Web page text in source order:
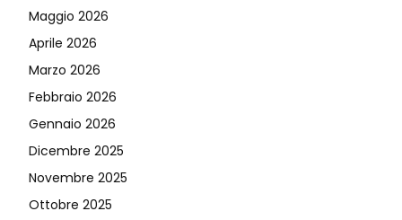
Maggio 2026
Aprile 2026
Marzo 2026
Febbraio 2026
Gennaio 2026
Dicembre 2025
Novembre 2025
Ottobre 2025